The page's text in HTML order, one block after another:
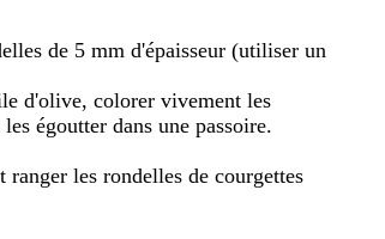
de 5 mm d'épaisseur (utiliser un
d'olive, colorer vivement les
égoutter dans une passoire.
ranger les rondelles de courgettes